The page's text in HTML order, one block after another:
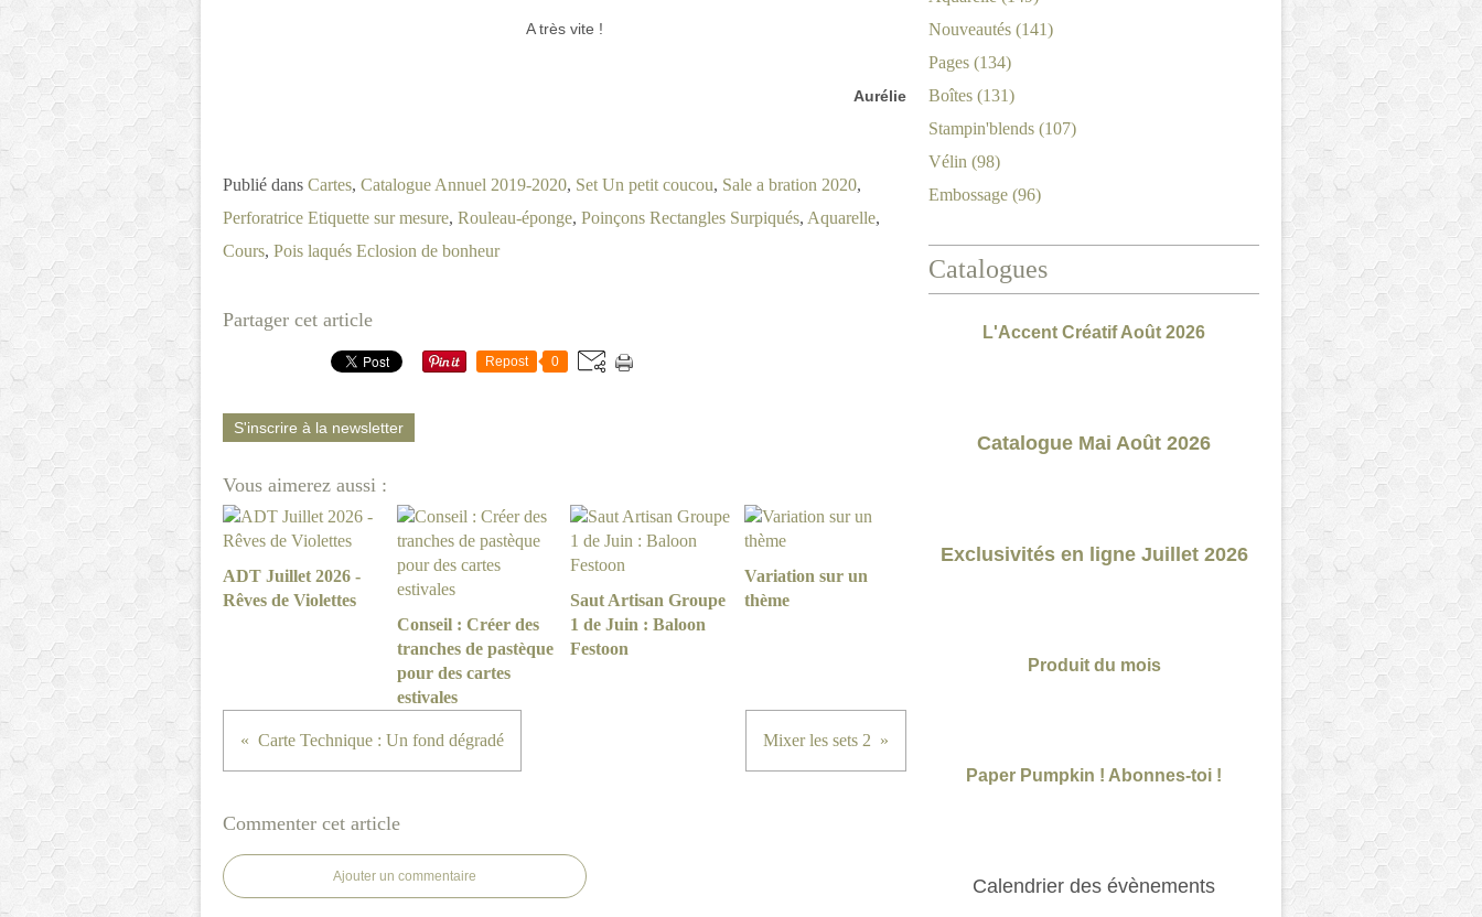
A très vite !
Aurélie
Publié dans Cartes, Catalogue Annuel 2019-2020, Set Un petit coucou, Sale a bration 2020,
Perforatrice Etiquette sur mesure, Rouleau-éponge, Poinçons Rectangles Surpiqués, Aquarelle,
Cours, Pois laqués Eclosion de bonheur
Partager cet article
Repost 0
S'inscrire à la newsletter
Vous aimerez aussi :
ADT Juillet 2026 -
Rêves de Violettes
Conseil : Créer des
tranches de pastèque
pour des cartes
estivales
Saut Artisan Groupe
1 de Juin : Baloon
Festoon
Variation sur un
thème
Carte Technique : Un fond dégradé Mixer les sets 2
Commenter cet article
Ajouter un commentaire
Nouveautés (141)
Pages (134)
Boîtes (131)
Stampin'blends (107)
Vélin (98)
Embossage (96)
Catalogues
L'Accent Créatif Août 2026
Catalogue Mai Août 2026
Exclusivités en ligne Juillet 2026
Produit du mois
Paper Pumpkin ! Abonnes-toi !
Calendrier des évènements